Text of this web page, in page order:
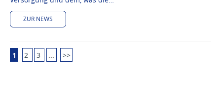
ZUR NEWS
1 2 3 … >>